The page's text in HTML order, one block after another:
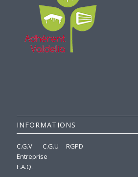
INFORMATIONS
C.G.V C.G.U
RGPD
Entreprise
F.A.Q.